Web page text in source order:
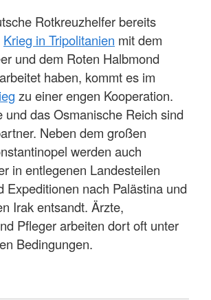
Rotkreuzhelfer bereits
Krieg in Tripolitanien mit dem
und dem Roten Halbmond
haben, kommt es im
zu einer engen Kooperation.
und das Osmanische Reich sind
Neben dem großen
werden auch
in entlegenen Landesteilen
Expeditionen nach Palästina und
Irak entsandt. Ärzte,
Pfleger arbeiten dort oft unter
Bedingungen.